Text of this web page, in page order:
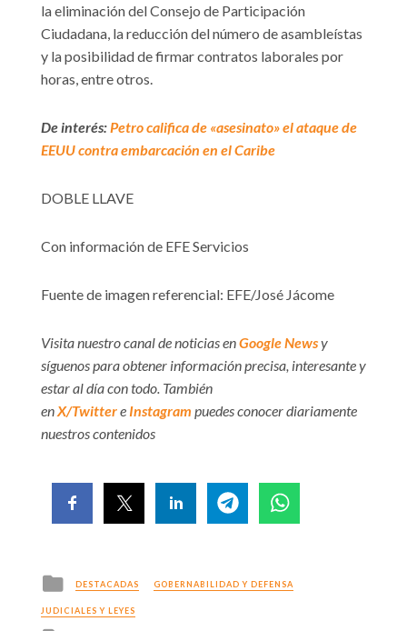
la eliminación del Consejo de Participación
Ciudadana, la reducción del número de asambleístas
y la posibilidad de firmar contratos laborales por
horas, entre otros.
De interés: Petro califica de «asesinato» el ataque de
EEUU contra embarcación en el Caribe
DOBLE LLAVE
Con información de EFE Servicios
Fuente de imagen referencial: EFE/José Jácome
Visita nuestro canal de noticias enGoogle Newsy
síguenos para obtener información precisa, interesante y
estar al día con todo. También
en X/Twittere Instagram puedes conocer diariamente
nuestros contenidos
Posted
in
DESTACADAS GOBERNABILIDAD Y DEFENSA
JUDICIALES Y LEYES